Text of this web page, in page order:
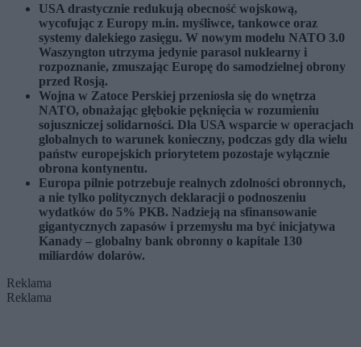
USA drastycznie redukują obecność wojskową,
wycofując z Europy m.in. myśliwce, tankowce oraz
systemy dalekiego zasięgu. W nowym modelu NATO 3.0
Waszyngton utrzyma jedynie parasol nuklearny i
rozpoznanie, zmuszając Europę do samodzielnej obrony
przed Rosją.
Wojna w Zatoce Perskiej przeniosła się do wnętrza
NATO, obnażając głębokie pęknięcia w rozumieniu
sojuszniczej solidarności. Dla USA wsparcie w operacjach
globalnych to warunek konieczny, podczas gdy dla wielu
państw europejskich priorytetem pozostaje wyłącznie
obrona kontynentu.
Europa pilnie potrzebuje realnych zdolności obronnych,
a nie tylko politycznych deklaracji o podnoszeniu
wydatków do 5% PKB. Nadzieją na sfinansowanie
gigantycznych zapasów i przemysłu ma być inicjatywa
Kanady – globalny bank obronny o kapitale 130
miliardów dolarów.
Reklama
Reklama